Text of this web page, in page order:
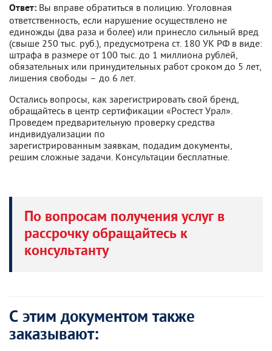
Ответ: Вы вправе обратиться в полицию. Уголовная
ответственность, если нарушение осуществлено не
единожды (два раза и более) или принесло сильный вред
(свыше 250 тыс. руб.), предусмотрена ст. 180 УК РФ в виде:
штрафа в размере от 100 тыс. до 1 миллиона рублей,
обязательных или принудительных работ сроком до 5 лет,
лишения свободы – до 6 лет.
Остались вопросы, как зарегистрировать свой бренд,
обращайтесь в центр сертификации «Ростест Урал».
Проведем предварительную проверку средства
индивидуализации по
зарегистрированным заявкам, подадим документы,
решим сложные задачи. Консультации бесплатные.
По вопросам получения услуг в
рассрочку обращайтесь к
консультанту
С этим документом также
заказывают: